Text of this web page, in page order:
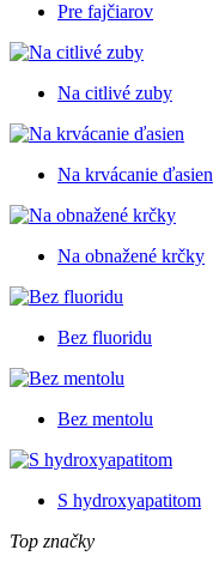
Pre fajčiarov
Na citlivé zuby
Na krvácanie ďasien
Na obnažené krčky
Bez fluoridu
Bez mentolu
S hydroxyapatitom
Top značky